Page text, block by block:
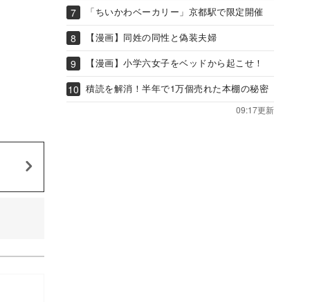
「ちいかわベーカリー」京都駅で限定開催
【漫画】同姓の同性と偽装夫婦
【漫画】小学六女子をベッドから起こせ！
積読を解消！半年で1万個売れた本棚の秘密
09:17更新